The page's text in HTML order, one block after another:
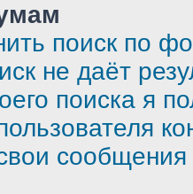
поиск по
не даёт
поиска я